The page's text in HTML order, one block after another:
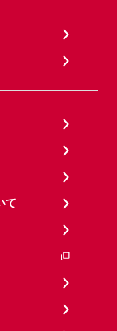
て